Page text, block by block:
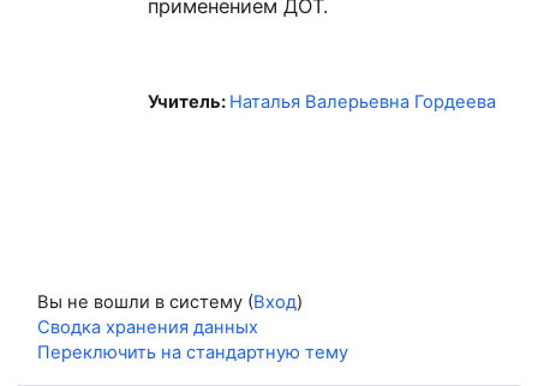
применением ДОТ.
Учитель: Наталья Валерьевна Гордеева
Вы не вошли в систему (Вход)
Сводка хранения данных
Переключить на стандартную тему